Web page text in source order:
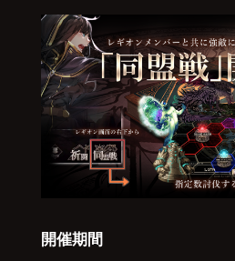
開催期間